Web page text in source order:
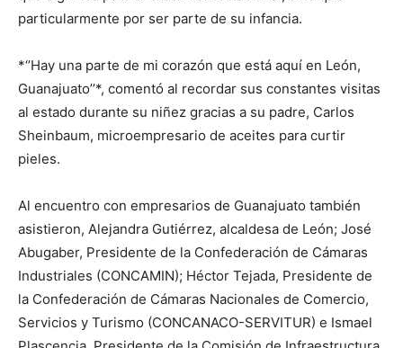
particularmente por ser parte de su infancia.
*‘’Hay una parte de mi corazón que está aquí en León,
Guanajuato’’*, comentó al recordar sus constantes visitas
al estado durante su niñez gracias a su padre, Carlos
Sheinbaum, microempresario de aceites para curtir
pieles.
Al encuentro con empresarios de Guanajuato también
asistieron, Alejandra Gutiérrez, alcaldesa de León; José
Abugaber, Presidente de la Confederación de Cámaras
Industriales (CONCAMIN); Héctor Tejada, Presidente de
la Confederación de Cámaras Nacionales de Comercio,
Servicios y Turismo (CONCANACO-SERVITUR) e Ismael